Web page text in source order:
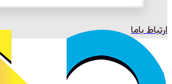
ارتباط باما